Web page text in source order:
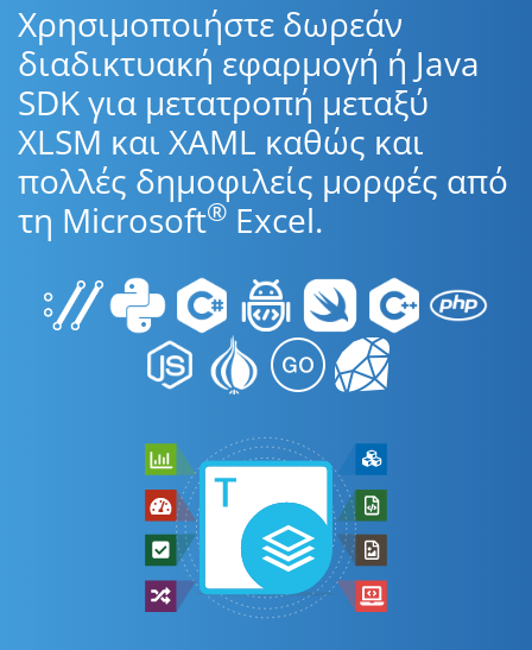
Χρησιμοποιήστε δωρεάν
διαδικτυακή εφαρμογή ή Java
SDK για μετατροπή μεταξύ
XLSM και XAML καθώς και
πολλές δημοφιλείς μορφές από
τη Microsoft® Excel.